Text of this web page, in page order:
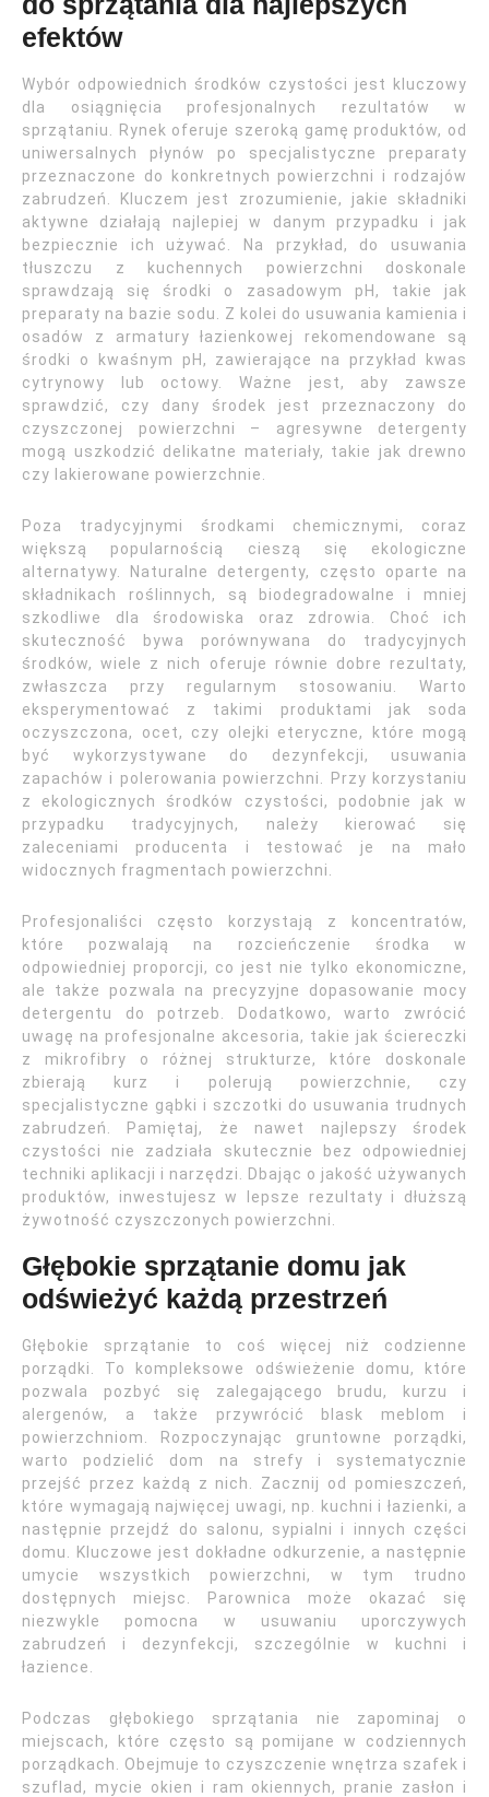
efektów
Wybór odpowiednich środków czystości jest kluczowy
dla osiągnięcia profesjonalnych rezultatów w
sprzątaniu. Rynek oferuje szeroką gamę produktów, od
uniwersalnych płynów po specjalistyczne preparaty
przeznaczone do konkretnych powierzchni i rodzajów
zabrudzeń. Kluczem jest zrozumienie, jakie składniki
aktywne działają najlepiej w danym przypadku i jak
bezpiecznie ich używać. Na przykład, do usuwania
tłuszczu z kuchennych powierzchni doskonale
sprawdzają się środki o zasadowym pH, takie jak
preparaty na bazie sodu. Z kolei do usuwania kamienia i
osadów z armatury łazienkowej rekomendowane są
środki o kwaśnym pH, zawierające na przykład kwas
cytrynowy lub octowy. Ważne jest, aby zawsze
sprawdzić, czy dany środek jest przeznaczony do
czyszczonej powierzchni – agresywne detergenty
mogą uszkodzić delikatne materiały, takie jak drewno
czy lakierowane powierzchnie.
Poza tradycyjnymi środkami chemicznymi, coraz
większą popularnością cieszą się ekologiczne
alternatywy. Naturalne detergenty, często oparte na
składnikach roślinnych, są biodegradowalne i mniej
szkodliwe dla środowiska oraz zdrowia. Choć ich
skuteczność bywa porównywana do tradycyjnych
środków, wiele z nich oferuje równie dobre rezultaty,
zwłaszcza przy regularnym stosowaniu. Warto
eksperymentować z takimi produktami jak soda
oczyszczona, ocet, czy olejki eteryczne, które mogą
być wykorzystywane do dezynfekcji, usuwania
zapachów i polerowania powierzchni. Przy korzystaniu
z ekologicznych środków czystości, podobnie jak w
przypadku tradycyjnych, należy kierować się
zaleceniami producenta i testować je na mało
widocznych fragmentach powierzchni.
Profesjonaliści często korzystają z koncentratów,
które pozwalają na rozcieńczenie środka w
odpowiedniej proporcji, co jest nie tylko ekonomiczne,
ale także pozwala na precyzyjne dopasowanie mocy
detergentu do potrzeb. Dodatkowo, warto zwrócić
uwagę na profesjonalne akcesoria, takie jak ściereczki
z mikrofibry o różnej strukturze, które doskonale
zbierają kurz i polerują powierzchnie, czy
specjalistyczne gąbki i szczotki do usuwania trudnych
zabrudzeń. Pamiętaj, że nawet najlepszy środek
czystości nie zadziała skutecznie bez odpowiedniej
techniki aplikacji i narzędzi. Dbając o jakość używanych
produktów, inwestujesz w lepsze rezultaty i dłuższą
żywotność czyszczonych powierzchni.
Głębokie sprzątanie domu jak
odświeżyć każdą przestrzeń
Głębokie sprzątanie to coś więcej niż codzienne
porządki. To kompleksowe odświeżenie domu, które
pozwala pozbyć się zalegającego brudu, kurzu i
alergenów, a także przywrócić blask meblom i
powierzchniom. Rozpoczynając gruntowne porządki,
warto podzielić dom na strefy i systematycznie
przejść przez każdą z nich. Zacznij od pomieszczeń,
które wymagają najwięcej uwagi, np. kuchni i łazienki, a
następnie przejdź do salonu, sypialni i innych części
domu. Kluczowe jest dokładne odkurzenie, a następnie
umycie wszystkich powierzchni, w tym trudno
dostępnych miejsc. Parownica może okazać się
niezwykle pomocna w usuwaniu uporczywych
zabrudzeń i dezynfekcji, szczególnie w kuchni i
łazience.
Podczas głębokiego sprzątania nie zapominaj o
miejscach, które często są pomijane w codziennych
porządkach. Obejmuje to czyszczenie wnętrza szafek i
szuflad, mycie okien i ram okiennych, pranie zasłon i